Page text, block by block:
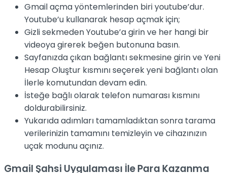
Gmail açma yöntemlerinden biri youtube’dur.
Youtube’u kullanarak hesap açmak için;
Gizli sekmeden Youtube’a girin ve her hangi bir
videoya girerek beğen butonuna basın.
Sayfanızda çıkan bağlantı sekmesine girin ve Yeni
Hesap Oluştur kısmını seçerek yeni bağlantı olan
İlerle komutundan devam edin.
İsteğe bağlı olarak telefon numarası kısmını
doldurabilirsiniz.
Yukarıda adımları tamamladıktan sonra tarama
verilerinizin tamamını temizleyin ve cihazınızın
uçak modunu açınız.
Gmail Şahsi Uygulaması İle Para Kazanma